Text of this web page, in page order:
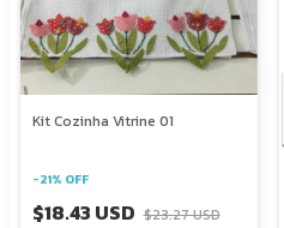
Kit Cozinha Vitrine 01
-21% OFF
$18.43 USD $23.27 USD